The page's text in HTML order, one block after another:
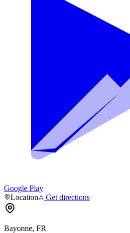
Google Play
Location
Get directions
Bayonne, FR